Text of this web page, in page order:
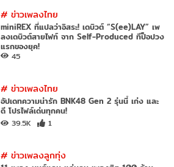
#ข่าวเพลงไทย
miniREX ที่แปลว่าอิสระ! เดบิวต์ “S(ee)LAY” เพ
ลงเดบิวต์สายไฟท์ จาก Self-Produced ทีป็อปวง
แรกของยุค!
45
#ข่าวเพลงไทย
อัปเดทความน่ารัก BNK48 Gen 2 รุ่นนี้ เก่ง และ
ดี โปรไฟล์เด่นทุกคน!
39.5K 1
#ข่าวเพลงลูกทุ่ง